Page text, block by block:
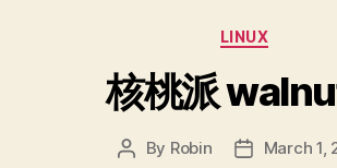
Categories
LINUX
核桃派
Post
By Robin
PostMarch 1,